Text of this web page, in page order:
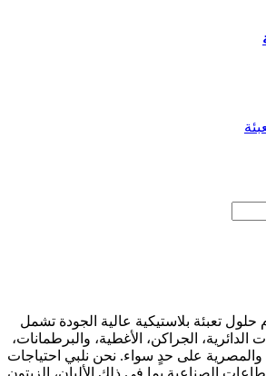
تعبئة بلاستيكية عالية الجودة تشمل
الدائرية، الجراكن، الأغطية، والبرطمانات،
والمصرية على حدٍ سواء. نحن نلبي احتياجات